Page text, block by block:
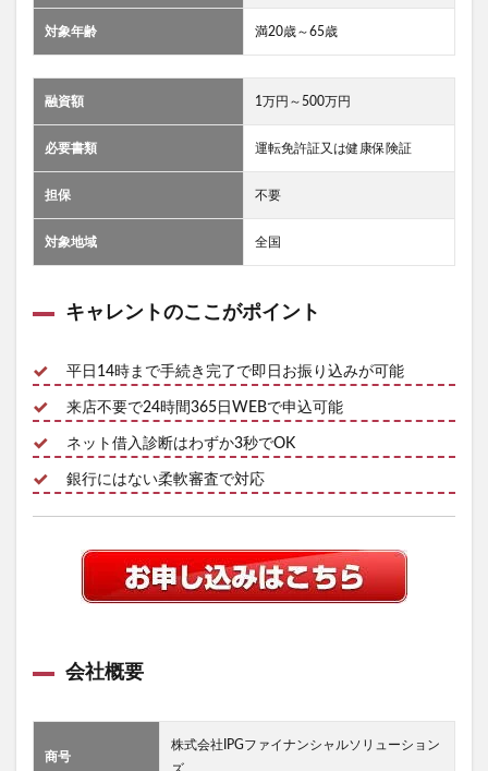
対象年齢 満20歳～65歳
融資額 1万円～500万円
必要書類 運転免許証又は健康保険証
担保 不要
対象地域 全国
キャレントのここがポイント
平日14時まで手続き完了で即日お振り込みが可能
来店不要で24時間365日WEBで申込可能
ネット借入診断はわずか3秒でOK
銀行にはない柔軟審査で対応
会社概要
商号
株式会社IPGファイナンシャルソリューション